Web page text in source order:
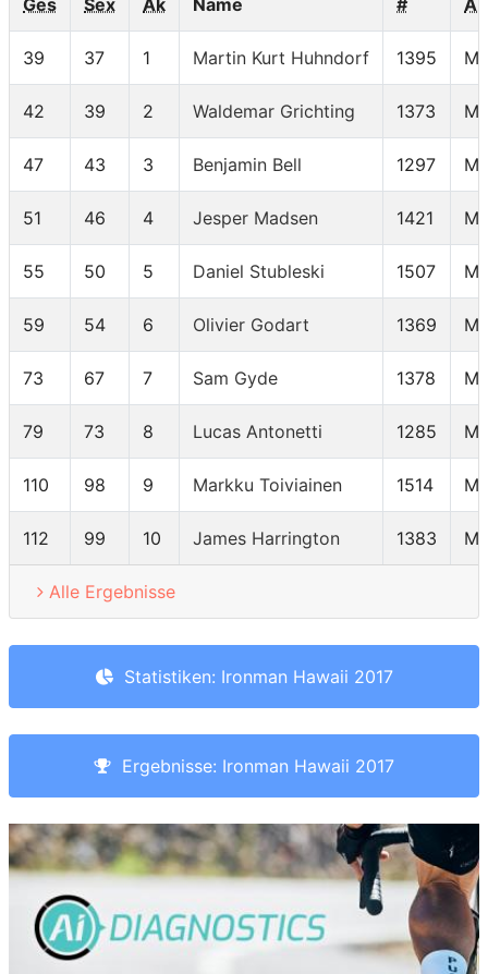
Ges Sex Ak Name # AK
39 37 1 Martin Kurt Huhndorf 1395
42 39 2 Waldemar Grichting 1373
47 43 3 Benjamin Bell 1297
51 46 4 Jesper Madsen 1421
55 50 5 Daniel Stubleski 1507
59 54 6 Olivier Godart 1369
73 67 7 Sam Gyde 1378
79 73 8 Lucas Antonetti 1285
110 98 9 Markku Toiviainen 1514
112 99 10 James Harrington 1383
Alle Ergebnisse
Statistiken: Ironman Hawaii 2017
Ergebnisse: Ironman Hawaii 2017